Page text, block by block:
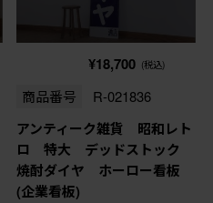
¥18,700 (税込)
商品番号 R-021836
アンティーク雑貨 昭和レト
ロ 特大 デッドストック
焼酎ダイヤ ホーロー看板
(企業看板)